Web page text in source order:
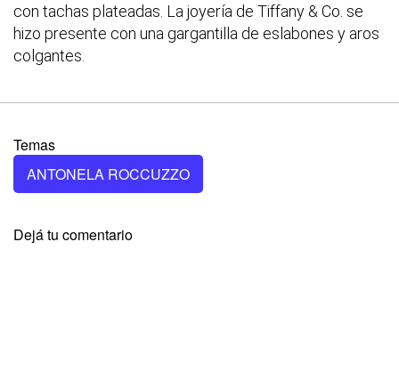
con tachas plateadas. La joyería de Tiffany & Co. se
hizo presente con una gargantilla de eslabones y aros
colgantes.
Temas
ANTONELA ROCCUZZO
Dejá tu comentario